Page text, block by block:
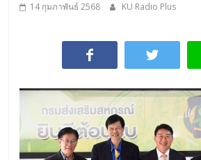
14 กุมภาพันธ์ 2568 KU Radio Plus